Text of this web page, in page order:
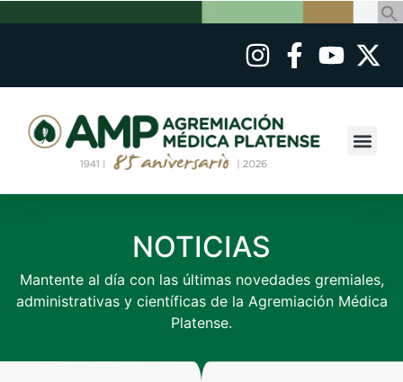
NOTICIAS
Mantente al día con las últimas novedades gremiales,
administrativas y científicas de la Agremiación Médica
Platense.